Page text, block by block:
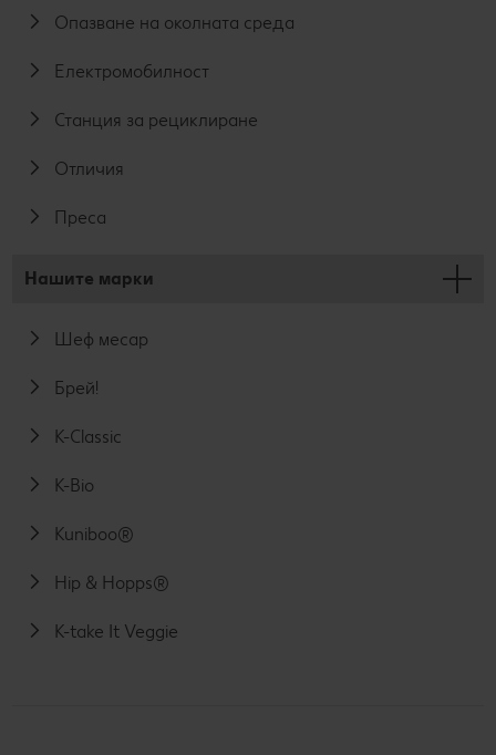
Опазване на околната среда
Електромобилност
Станция за рециклиране
Отличия
Преса
Нашите марки
Шеф месар
Брей!
K-Classic
K-Bio
Kuniboo®
Hip & Hopps®
K-take It Veggie